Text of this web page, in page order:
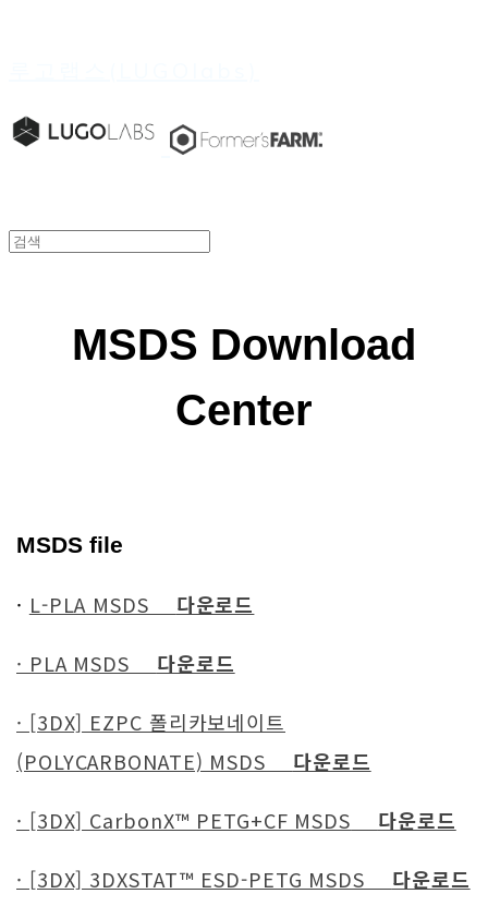
MSDS Download
Center
MSDS file
· L-PLA MSDS 다운로드
· PLA MSDS 다운로드
· [3DX] EZPC 폴리카보네이트
(POLYCARBONATE) MSDS
다운로드
· [3DX] CarbonX™ PETG+CF MSDS 다운로드
· [3DX] 3DXSTAT™ ESD-PETG MSDS 다운로드